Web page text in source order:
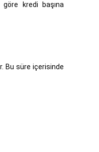
kredi başına
Bu süre içerisinde